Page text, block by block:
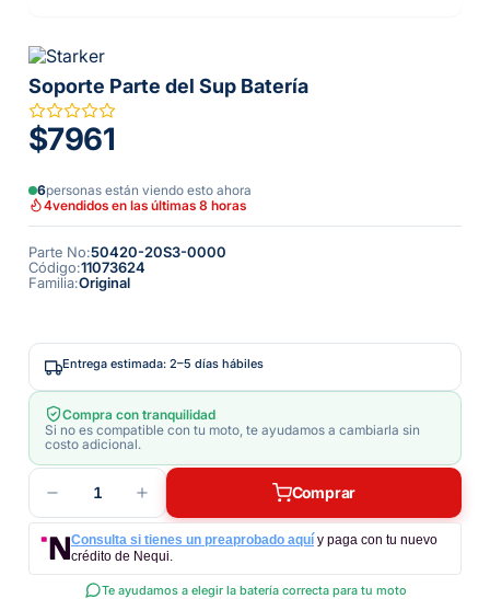
Soporte Parte del Sup Batería
$7961
6personas están viendo esto ahora
4vendidos en las últimas 8 horas
Parte No:50420-20S3-0000
Código:11073624
Familia:Original
Entrega estimada: 2–5 días hábiles
Compra con tranquilidad
Si no es compatible con tu moto, te ayudamos a cambiarla sin
costo adicional.
1 Comprar
Consulta si tienes un preaprobado aquí y paga con tu nuevo
crédito de Nequi.
Te ayudamos a elegir la batería correcta para tu moto